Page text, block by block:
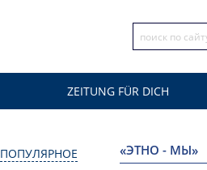
ZEITUNG FÜR DICH
ПОПУЛЯРНОЕ «ЭТНО - МЫ»